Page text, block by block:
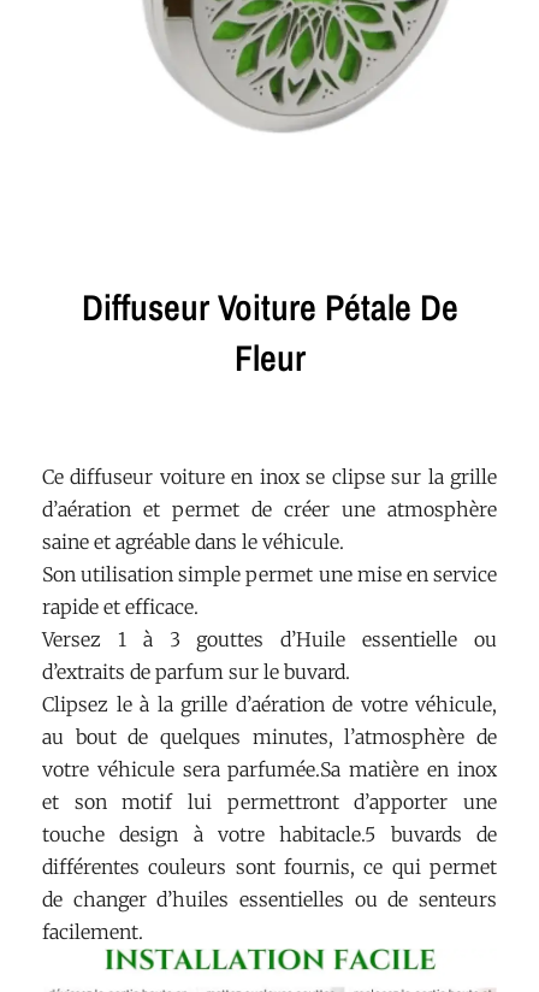
Diffuseur Voiture Pétale De
Fleur
Ce diffuseur voiture en inox se clipse sur la grille
d’aération et permet de créer une atmosphère
saine et agréable dans le véhicule.
Son utilisation simple permet une mise en service
rapide et efficace.
Versez 1 à 3 gouttes d’Huile essentielle ou
d’extraits de parfum sur le buvard.
Clipsez le à la grille d’aération de votre véhicule,
au bout de quelques minutes, l’atmosphère de
votre véhicule sera parfumée.Sa matière en inox
et son motif lui permettront d’apporter une
touche design à votre habitacle.5 buvards de
différentes couleurs sont fournis, ce qui permet
de changer d’huiles essentielles ou de senteurs
facilement.